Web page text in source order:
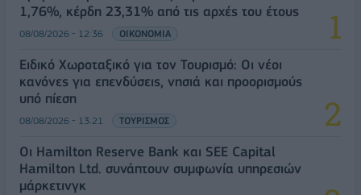
1,76%, κέρδη 23,31% από τις αρχές του έτους
08/08/2026 - 12:36 ΟΙΚΟΝΟΜΙΑ
Ειδικό Χωροταξικό για τον Τουρισμό: Οι νέοι
κανόνες για επενδύσεις, νησιά και προορισμούς
υπό πίεση
08/08/2026 - 13:21 ΤΟΥΡΙΣΜΟΣ
Οι Hamilton Reserve Bank και SEE Capital
Hamilton Ltd. συνάπτουν συμφωνία υπηρεσιών
μάρκετινγκ